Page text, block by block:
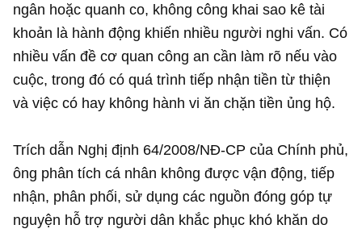
ngân hoặc quanh co, không công khai sao kê tài
khoản là hành động khiến nhiều người nghi vấn. Có
nhiều vấn đề cơ quan công an cần làm rõ nếu vào
cuộc, trong đó có quá trình tiếp nhận tiền từ thiện
và việc có hay không hành vi ăn chặn tiền ủng hộ.
Trích dẫn Nghị định 64/2008/NĐ-CP của Chính phủ,
ông phân tích cá nhân không được vận động, tiếp
nhận, phân phối, sử dụng các nguồn đóng góp tự
nguyện hỗ trợ người dân khắc phục khó khăn do